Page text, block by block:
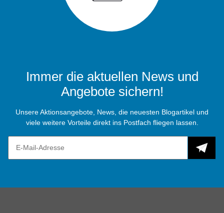
Immer die aktuellen News und
Angebote sichern!
Unsere Aktionsangebote, News, die neuesten Blogartikel und
viele weitere Vorteile direkt ins Postfach fliegen lassen.